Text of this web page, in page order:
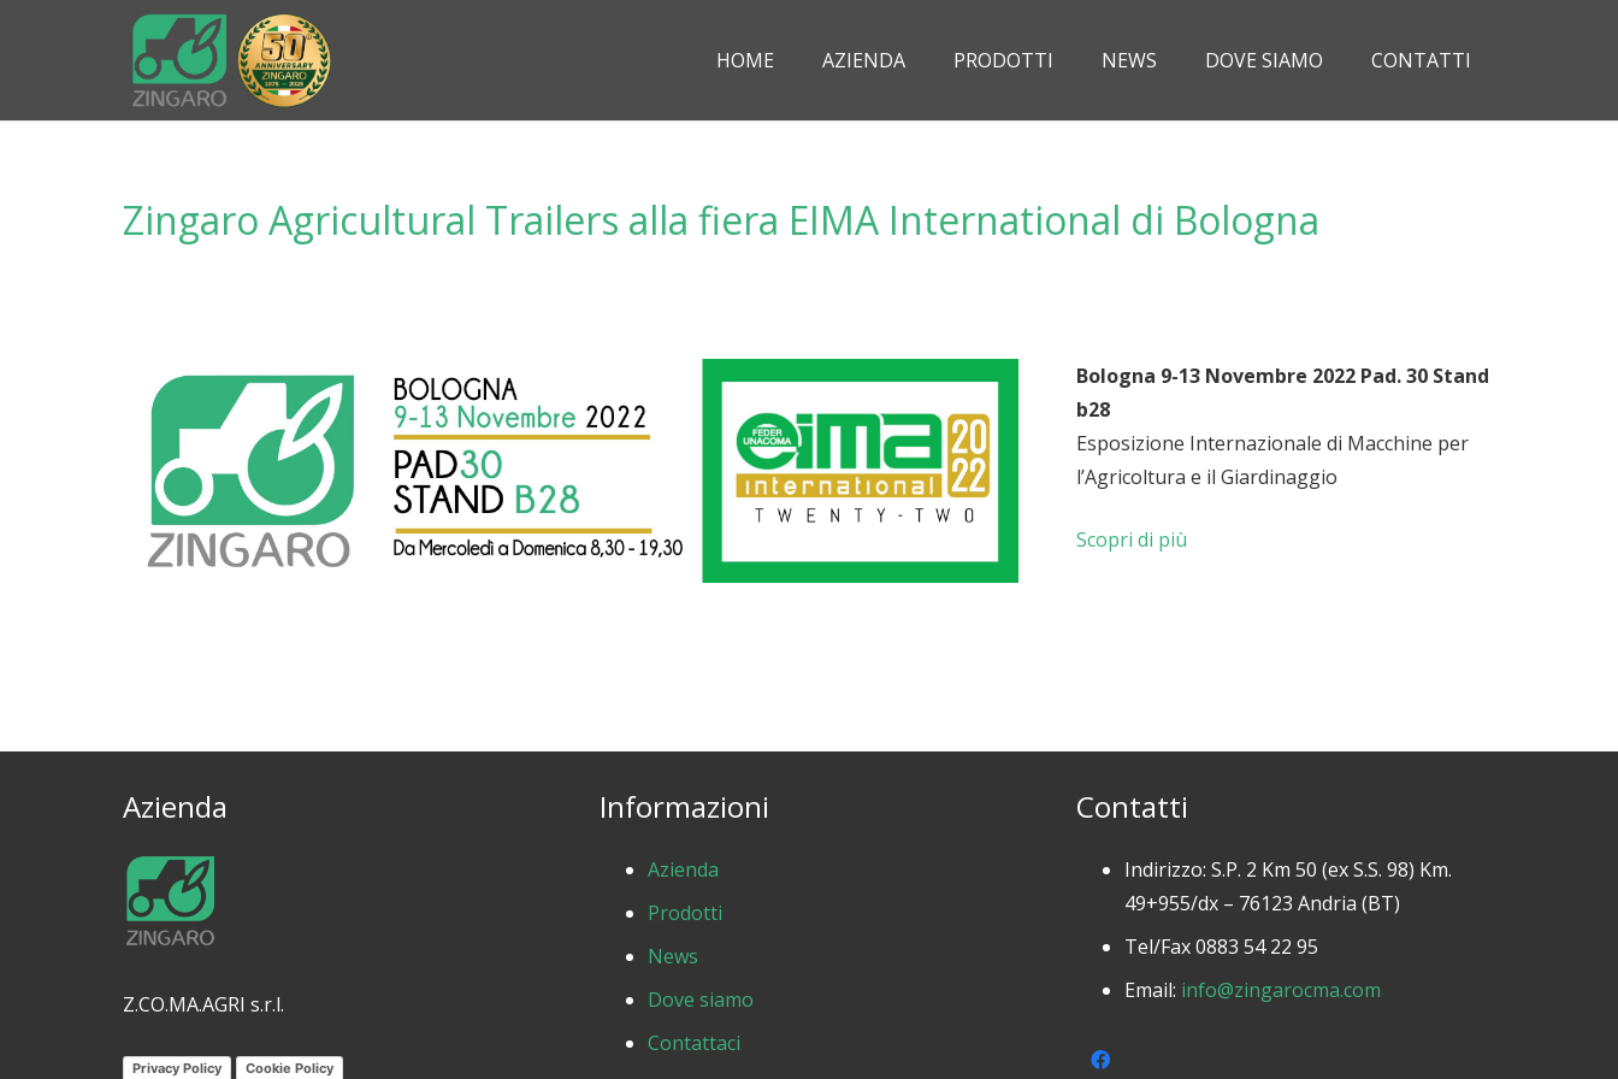
HOME AZIENDA PRODOTTI NEWS DOVE SIAMO CONTATTI
Zingaro Agricultural Trailers alla fiera EIMA International di Bologna
Bologna 9-13 Novembre 2022 Pad. 30 Stand
b28
Esposizione Internazionale di Macchine per
l’Agricoltura e il Giardinaggio
Scopri di più
Azienda
Z.CO.MA.AGRI s.r.l.
Privacy Policy Cookie Policy
Informazioni
Azienda
Prodotti
News
Dove siamo
Contattaci
Contatti
Indirizzo: S.P. 2 Km 50 (ex S.S. 98) Km.
49+955/dx – 76123 Andria (BT)
Tel/Fax 0883 54 22 95
Email: info@zingarocma.com